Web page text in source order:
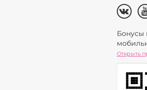
Бонусы
Открыть